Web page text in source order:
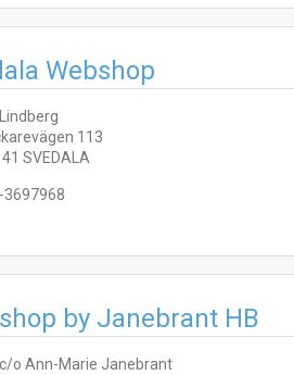
Webshop
113
SVEDALA
3697968
by Janebrant HB
o Ann-Marie Janebrant